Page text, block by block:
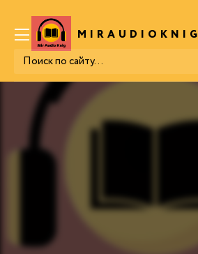
MIRAUDIOKNIG